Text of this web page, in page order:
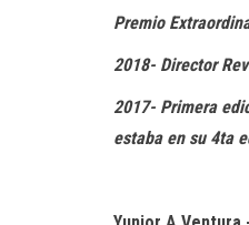
Premio
2018- Director
2017- Primera
estaba en su 4ta